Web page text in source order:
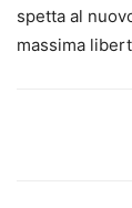
spetta al
massima